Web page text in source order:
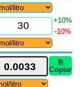
+10%
-10%
⎘
Copiar